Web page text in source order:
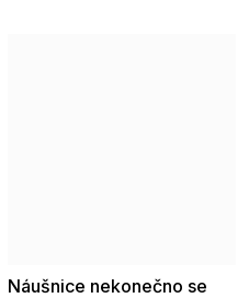
Náušnice nekonečno se